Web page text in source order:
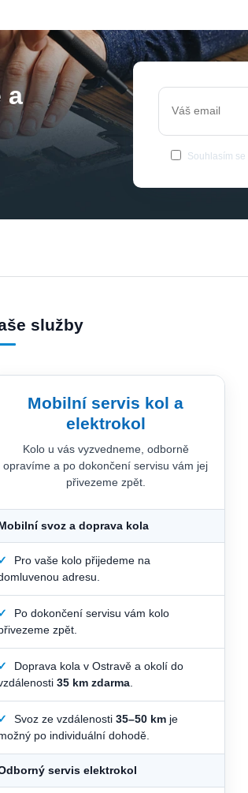
a
Souhlasím se
služby
Mobilní servis kol a
elektrokol
Kolo u vás vyzvedneme, odborně
opravíme a po dokončení servisu vám jej
přivezeme zpět.
svoz a doprava kola
✓
Pro vaše kolo přijedeme na
adresu.
✓
Po dokončení servisu vám kolo
zpět.
✓
Doprava kola v Ostravě a okolí do
35 km zdarma
✓ Svoz ze vzdálenosti 35–50 km je
po individuální dohodě.
servis elektrokol